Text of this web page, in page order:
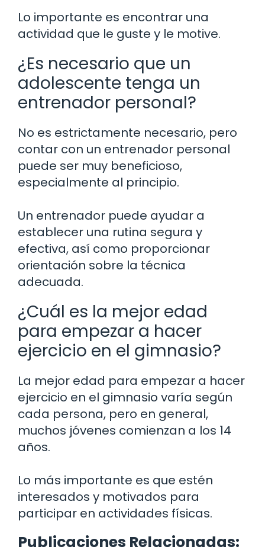
Lo importante es encontrar una
actividad que le guste y le motive.
¿Es necesario que un
adolescente tenga un
entrenador personal?
No es estrictamente necesario, pero
contar con un entrenador personal
puede ser muy beneficioso,
especialmente al principio.
Un entrenador puede ayudar a
establecer una rutina segura y
efectiva, así como proporcionar
orientación sobre la técnica
adecuada.
¿Cuál es la mejor edad
para empezar a hacer
ejercicio en el gimnasio?
La mejor edad para empezar a hacer
ejercicio en el gimnasio varía según
cada persona, pero en general,
muchos jóvenes comienzan a los 14
años.
Lo más importante es que estén
interesados y motivados para
participar en actividades físicas.
Publicaciones Relacionadas: